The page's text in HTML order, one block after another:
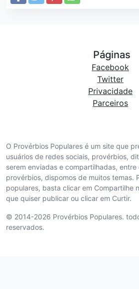
O Provérbios Populares é um site que
usuários de redes sociais, provérbios,
serem enviadas e compartilhadas,
provérbios, dispomos de muitos temas.
populares, basta clicar em Compartilhe
que quiser publicar ou clicar em Curtir.
© 2014-2026 Provérbios Populares.
reservados.
Páginas
Facebook
Twitter
Privacidade
Parceiros